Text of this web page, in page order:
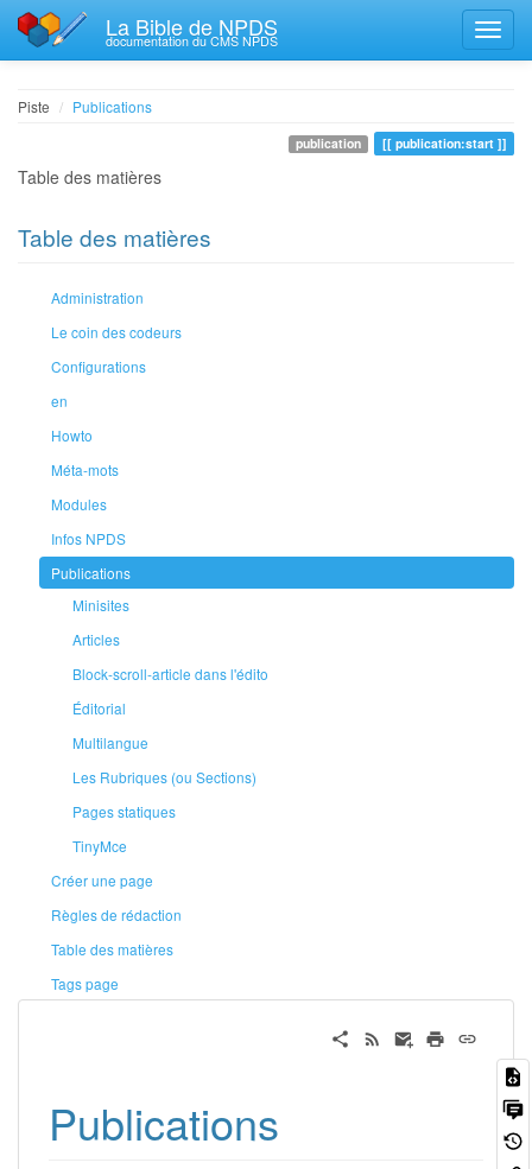
La Bible de NPDS
documentation du CMS NPDS
Piste Publications
publication publication:start
Table des matières
Table des matières
Administration
Le coin des codeurs
Configurations
en
Howto
Méta-mots
Modules
Infos NPDS
Publications
Minisites
Articles
Block-scroll-article dans l'édito
Éditorial
Multilangue
Les Rubriques (ou Sections)
Pages statiques
TinyMce
Créer une page
Règles de rédaction
Table des matières
Tags page
Publications